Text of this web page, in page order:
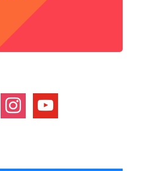
instagramyoutube